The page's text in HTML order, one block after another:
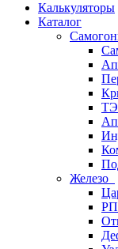
Калькуляторы
Каталог
Железо